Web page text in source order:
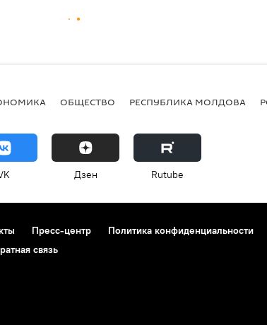
ОБЩЕСТВО РЕСПУБЛИКА МОЛДОВА
Дзен Rutube
Пресс-центр Политика конфиденциальности
связь